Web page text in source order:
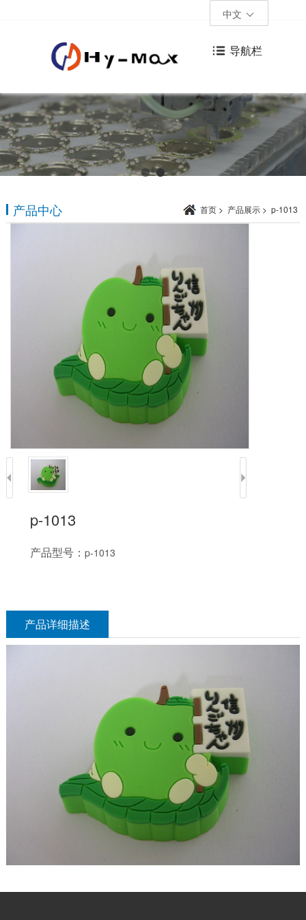
中文
导航栏
产品中心 首页 > 产品展示 > p-1013
p-1013
产品型号：p-1013
产品详细描述